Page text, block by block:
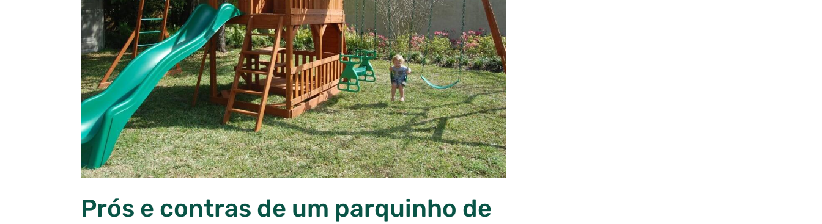
Prós e contras de um parquinho de